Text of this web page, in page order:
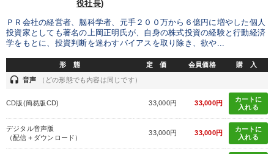
役社長)
ＰＲ会社の経営者、脳科学者、元手２００万から６億円に増やした個人
投資家としても著名の上岡正明氏が、自身の株式投資の経験と行動経済
学をもとに、投資判断を迷わすバイアスを取り除き、欲や...
形 態 定 価 会員価格 購 入
headset 音声 （どの形態でも内容は同じです）
CD版(簡易版CD) 33,000円 33,000円
カートに
入れる
デジタル音声版
（配信＋ダウンロード）
33,000円 33,000円
カートに
入れる